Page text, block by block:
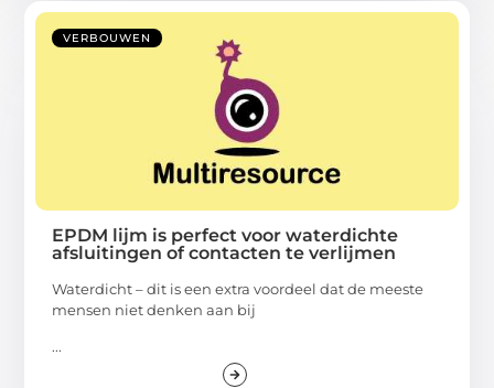
VERBOUWEN
EPDM lijm is perfect voor waterdichte
afsluitingen of contacten te verlijmen
Waterdicht – dit is een extra voordeel dat de meeste
mensen niet denken aan bij
...